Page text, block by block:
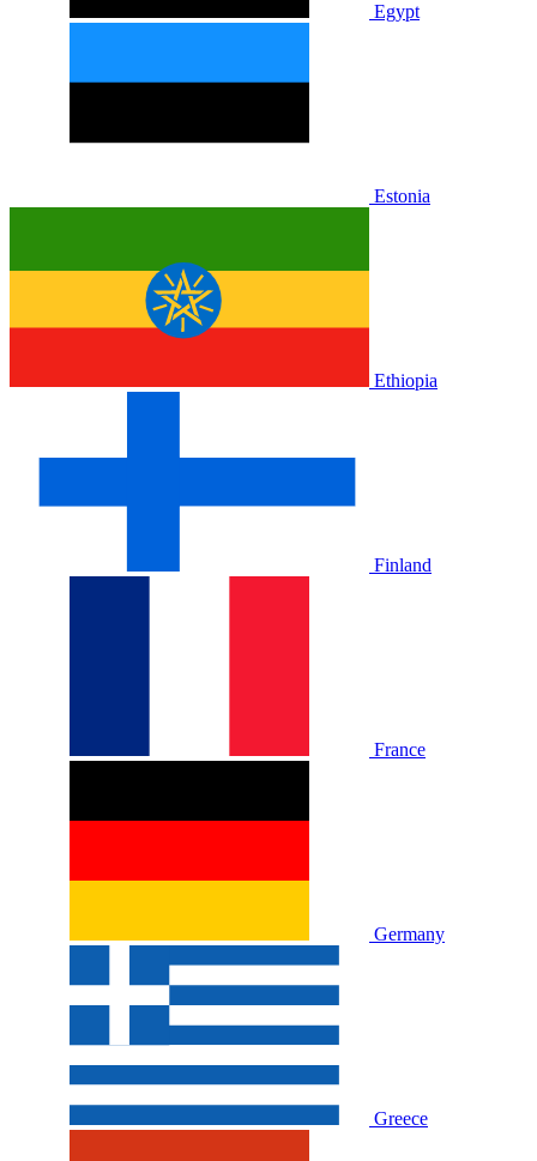
Egypt
Estonia
Ethiopia
Finland
France
Germany
Greece